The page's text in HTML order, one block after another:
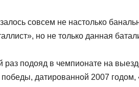
совсем не настолько
но не только данная
раз подояд в чемпионате на
победы, датированной 2007